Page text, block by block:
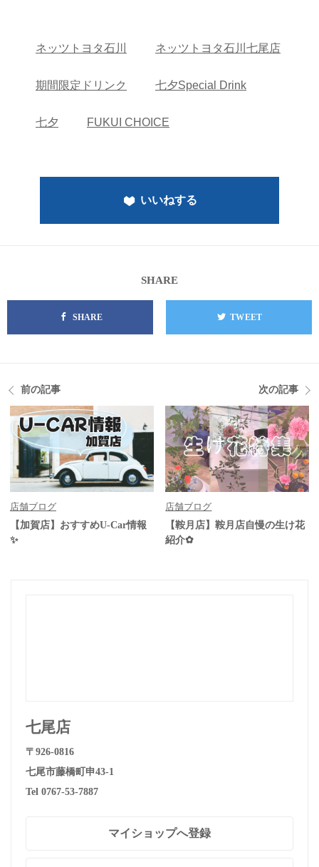
ネッツトヨタ石川 ネッツトヨタ石川七尾店
期間限定ドリンク 七夕Special Drink
七夕 FUKUI CHOICE
いいねする
SHARE
SHARE TWEET
前の記事
店舗ブログ
【加賀店】おすすめU-Car情報
✨
次の記事
店舗ブログ
【鞍月店】鞍月店自慢の生け花
紹介✿
七尾店
〒926-0816
七尾市藤橋町申43-1
Tel 0767-53-7887
マイショップへ登録